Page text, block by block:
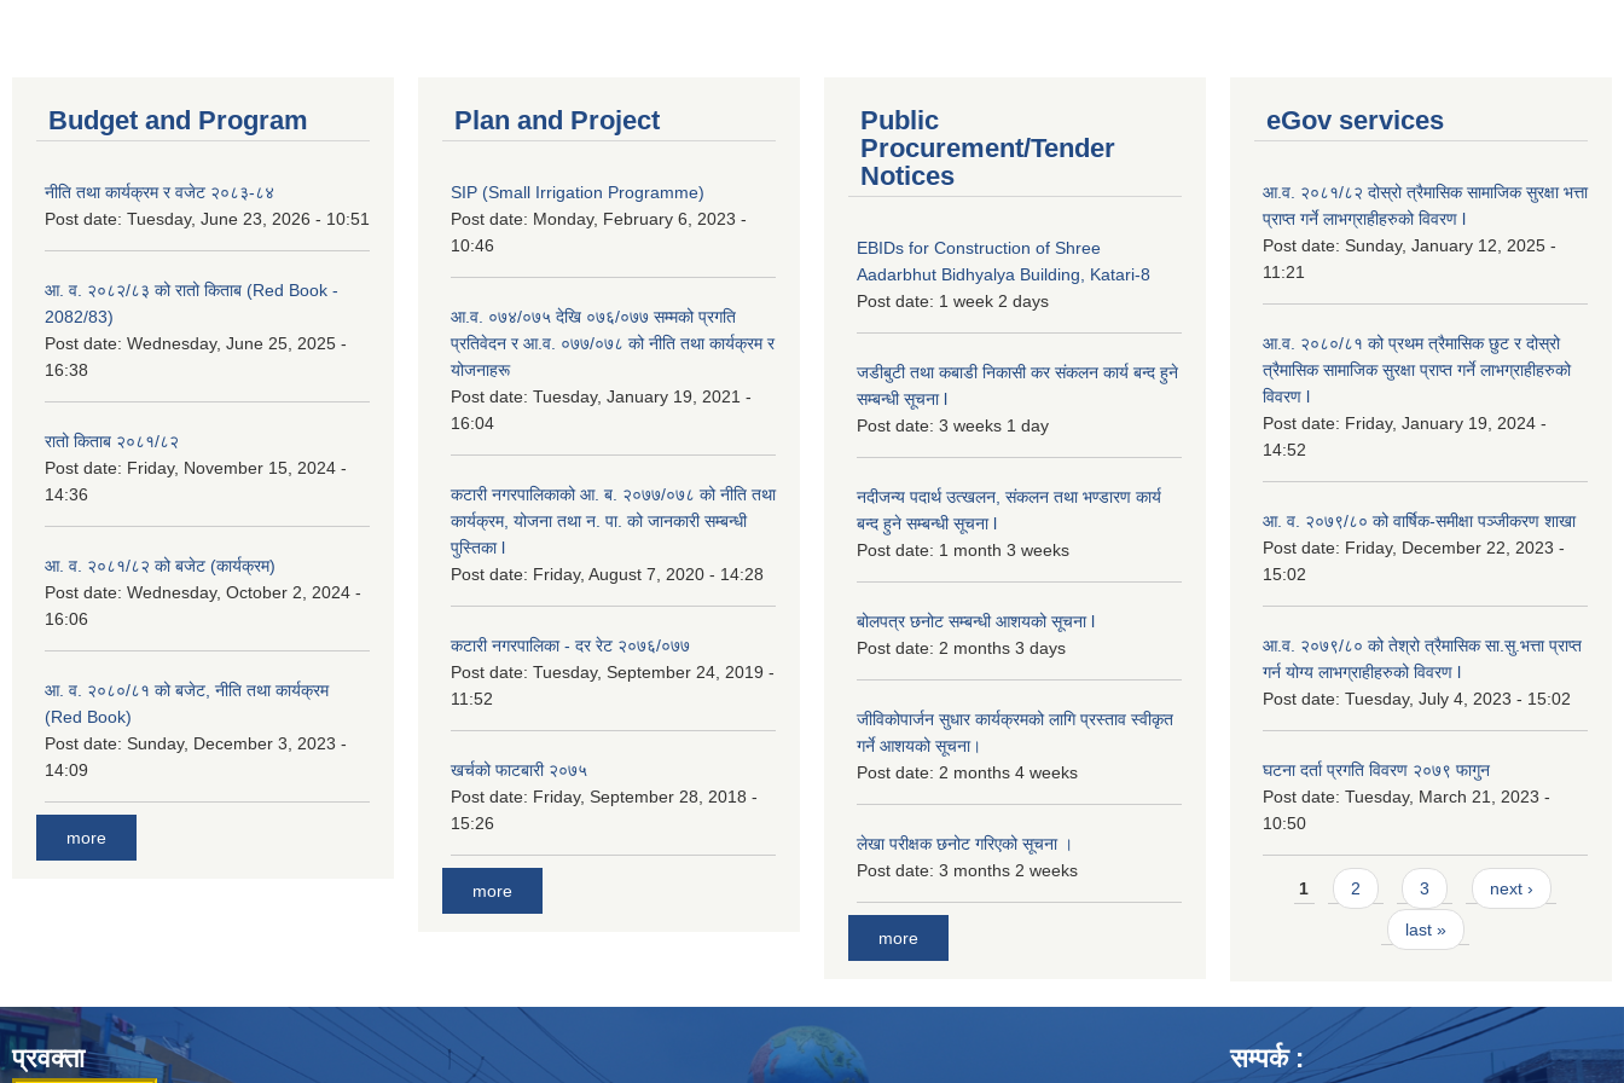
Budget and Program
नीति तथा कार्यक्रम र वजेट २०८३-८४
Post date: Tuesday, June 23, 2026 - 10:51
आ. व. २०८२/८३ को रातो किताब (Red Book -
2082/83)
Post date: Wednesday, June 25, 2025 -
16:38
रातो किताब २०८१/८२
Post date: Friday, November 15, 2024 -
14:36
आ. व. २०८१/८२ को बजेट (कार्यक्रम)
Post date: Wednesday, October 2, 2024 -
16:06
आ. व. २०८०/८१ को बजेट, नीति तथा कार्यक्रम
(Red Book)
Post date: Sunday, December 3, 2023 -
14:09
more
Plan and Project
SIP (Small Irrigation Programme)
Post date: Monday, February 6, 2023 -
10:46
आ.व. ०७४/०७५ देखि ०७६/०७७ सम्मको प्रगति
प्रतिवेदन र आ.व. ०७७/०७८ को नीति तथा कार्यक्रम र
योजनाहरू
Post date: Tuesday, January 19, 2021 -
16:04
कटारी नगरपालिकाको आ. ब. २०७७/०७८ को नीति तथा
कार्यक्रम, योजना तथा न. पा. को जानकारी सम्बन्धी
पुस्तिका l
Post date: Friday, August 7, 2020 - 14:28
कटारी नगरपालिका - दर रेट २०७६/०७७
Post date: Tuesday, September 24, 2019 -
11:52
खर्चको फाटबारी २०७५
Post date: Friday, September 28, 2018 -
15:26
more
Public
Procurement/Tender
Notices
EBIDs for Construction of Shree
Aadarbhut Bidhyalya Building, Katari-8
Post date: 1 week 2 days
जडीबुटी तथा कबाडी निकासी कर संकलन कार्य बन्द हुने
सम्बन्धी सूचना l
Post date: 3 weeks 1 day
नदीजन्य पदार्थ उत्खलन, संकलन तथा भण्डारण कार्य
बन्द हुने सम्बन्धी सूचना l
Post date: 1 month 3 weeks
बोलपत्र छनोट सम्बन्धी आशयको सूचना l
Post date: 2 months 3 days
जीविकोपार्जन सुधार कार्यक्रमको लागि प्रस्ताव स्वीकृत
गर्ने आशयको सूचना।
Post date: 2 months 4 weeks
लेखा परीक्षक छनोट गरिएको सूचना ।
Post date: 3 months 2 weeks
more
eGov services
आ.व. २०८१/८२ दोस्रो त्रैमासिक सामाजिक सुरक्षा भत्ता
प्राप्त गर्ने लाभग्राहीहरुको विवरण l
Post date: Sunday, January 12, 2025 -
11:21
आ.व. २०८०/८१ को प्रथम त्रैमासिक छुट र दोस्रो
त्रैमासिक सामाजिक सुरक्षा प्राप्त गर्ने लाभग्राहीहरुको
विवरण l
Post date: Friday, January 19, 2024 -
14:52
आ. व. २०७९/८० को वार्षिक-समीक्षा पञ्जीकरण शाखा
Post date: Friday, December 22, 2023 -
15:02
आ.व. २०७९/८० को तेश्रो त्रैमासिक सा.सु.भ‍त्ता प्राप्त
गर्न योग्य लाभग्राहीहरुको विवरण l
Post date: Tuesday, July 4, 2023 - 15:02
घटना दर्ता प्रगति विवरण २०७९ फागुन
Post date: Tuesday, March 21, 2023 -
10:50
Pages
1 2 3 next ›
last »
प्रवक्ता सम्पर्क :